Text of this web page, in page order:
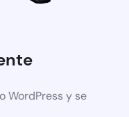
WordPress y se